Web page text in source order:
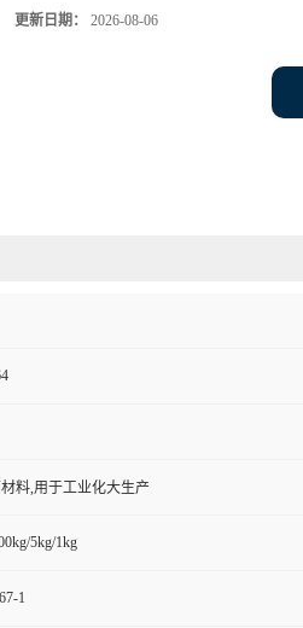
更新日期： 2026-08-06
料,用于工业化大生产
5kg/1kg
1